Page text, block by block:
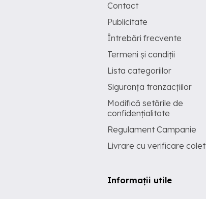
Contact
Publicitate
Întrebări frecvente
Termeni și condiții
Lista categoriilor
Siguranța tranzacțiilor
Modifică setările de
confidențialitate
Regulament Campanie
Livrare cu verificare colet
Informații utile